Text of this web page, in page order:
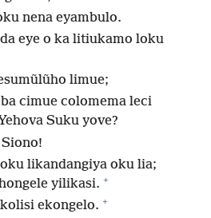
nena eyambulo.
eye o ka litiukamo loku
limue;
cimue colomema leci
Suku yove?
likandangiya oku lia;
yilikasi. +
ekongelo. +